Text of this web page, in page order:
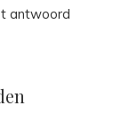
antwoord